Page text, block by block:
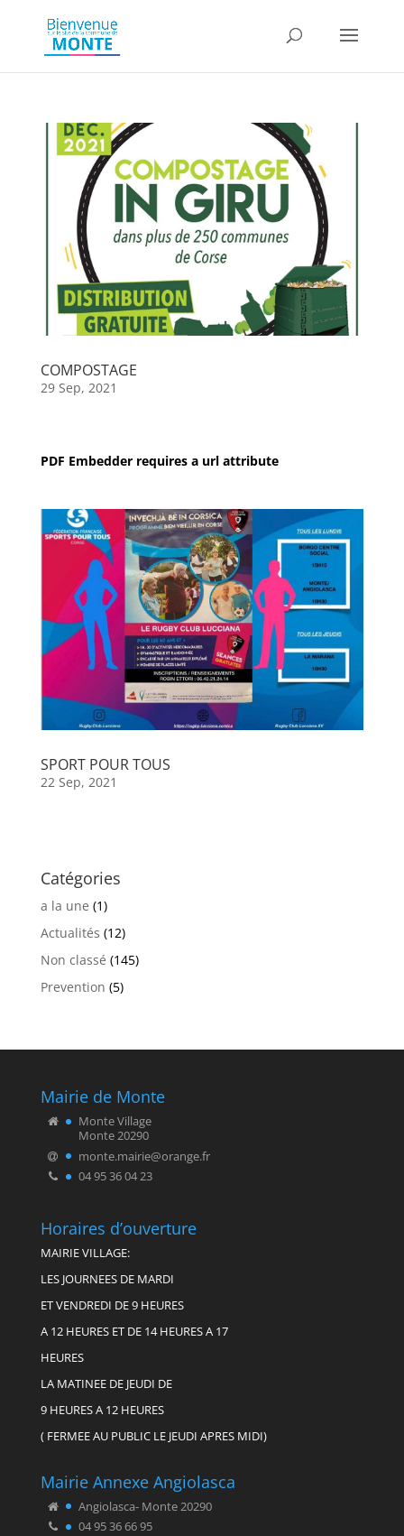
COMPOSTAGE
29 Sep, 2021
PDF Embedder requires a url attribute
SPORT POUR TOUS
22 Sep, 2021
Catégories
a la une (1)
Actualités (12)
Non classé (145)
Prevention (5)
Mairie de Monte
Monte Village
Monte 20290
monte.mairie@orange.fr
04 95 36 04 23
Horaires d’ouverture
MAIRIE VILLAGE:
LES JOURNEES DE MARDI
ET VENDREDI DE 9 HEURES
A 12 HEURES ET DE 14 HEURES A 17
HEURES
LA MATINEE DE JEUDI DE
9 HEURES A 12 HEURES
( FERMEE AU PUBLIC LE JEUDI APRES MIDI)
Mairie Annexe Angiolasca
Angiolasca- Monte 20290
04 95 36 66 95